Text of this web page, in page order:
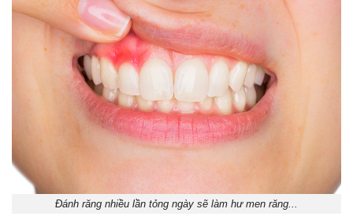
Đánh răng nhiều lần tỏng ngày sẽ làm hư men răng...